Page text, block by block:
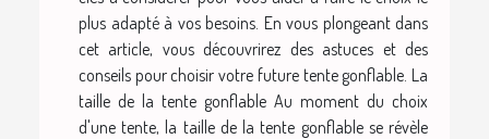
plus adapté à vos besoins. En vous plongeant dans
cet article, vous découvrirez des astuces et des
conseils pour choisir votre future tente gonflable. La
taille de la tente gonflable Au moment du choix
d'une tente, la taille de la tente gonflable se révèle